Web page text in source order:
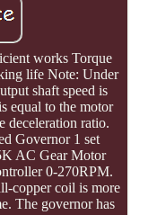
works Torque
life Note: Under
shaft speed is
equal to the motor
deceleration ratio.
Governor 1 set
AC Gear Motor
0-270RPM.
copper coil is more
The governor has